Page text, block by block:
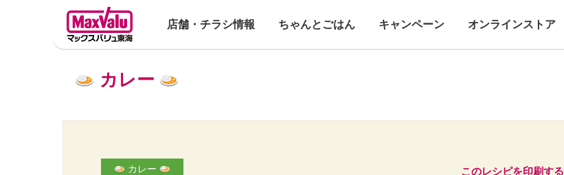
店舗・チラシ情報 ちゃんとごはん キャンペーン オンラインストア
カレー
カレー このレシピを印刷する